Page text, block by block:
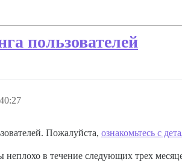
пользователей
Пожалуйста, ознакомьтесь с
в течение следующих трех